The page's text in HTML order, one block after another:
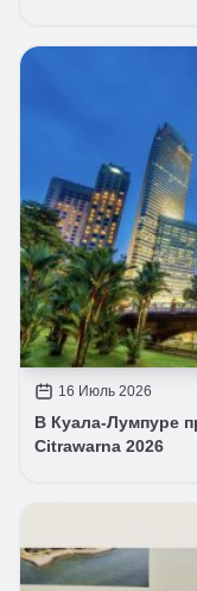
16 Июль 2026
В Куала-Лумпуре
Citrawarna 2026